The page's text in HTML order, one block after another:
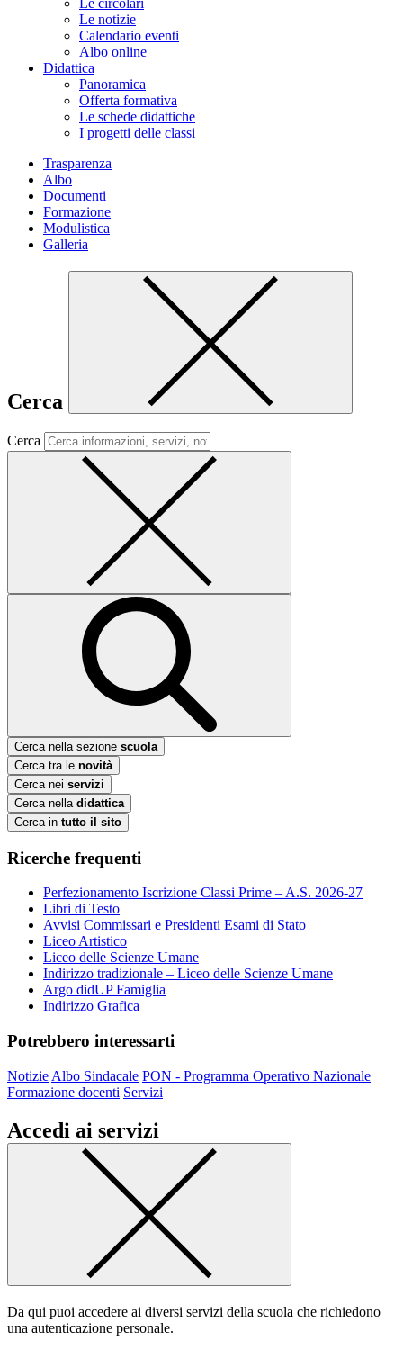
Le circolari
Le notizie
Calendario eventi
Albo online
Didattica
Panoramica
Offerta formativa
Le schede didattiche
I progetti delle classi
Trasparenza
Albo
Documenti
Formazione
Modulistica
Galleria
Cerca
Cerca
Cerca nella sezione scuola
Cerca tra le novità
Cerca nei servizi
Cerca nella didattica
Cerca in tutto il sito
Ricerche frequenti
Perfezionamento Iscrizione Classi Prime – A.S. 2026-27
Libri di Testo
Avvisi Commissari e Presidenti Esami di Stato
Liceo Artistico
Liceo delle Scienze Umane
Indirizzo tradizionale – Liceo delle Scienze Umane
Argo didUP Famiglia
Indirizzo Grafica
Potrebbero interessarti
Notizie Albo Sindacale PON - Programma Operativo Nazionale
Formazione docenti Servizi
Accedi ai servizi
Da qui puoi accedere ai diversi servizi della scuola che richiedono
una autenticazione personale.